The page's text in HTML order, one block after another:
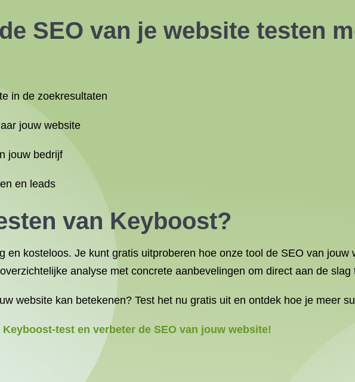
SEO van je website testen
in de zoekresultaten
jouw website
jouw bedrijf
en leads
van Keyboost?
en kosteloos. Je kunt gratis uitproberen hoe onze tool de SEO van jouw
analyse met concrete aanbevelingen om direct aan de slag
website kan betekenen? Test het nu gratis uit en ontdek hoe je meer
test en verbeter de SEO van jouw website!